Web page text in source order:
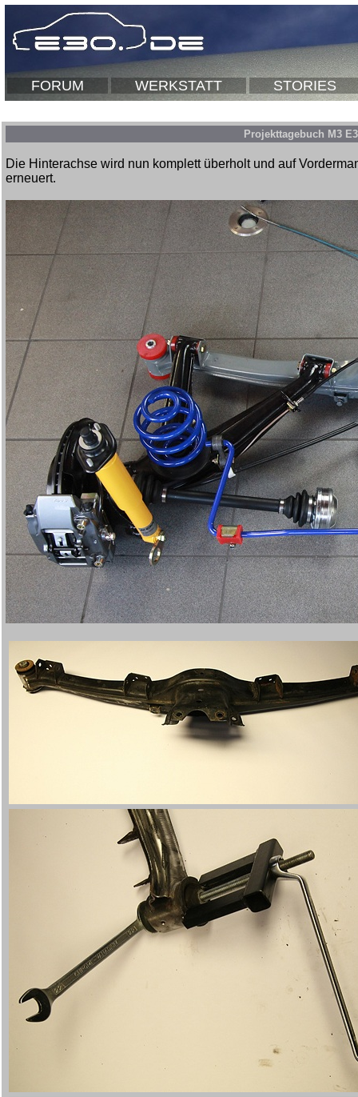
FORUM WERKSTATT STORIES
Projekttagebuch M3
Die Hinterachse wird nun komplett überholt und auf
erneuert.